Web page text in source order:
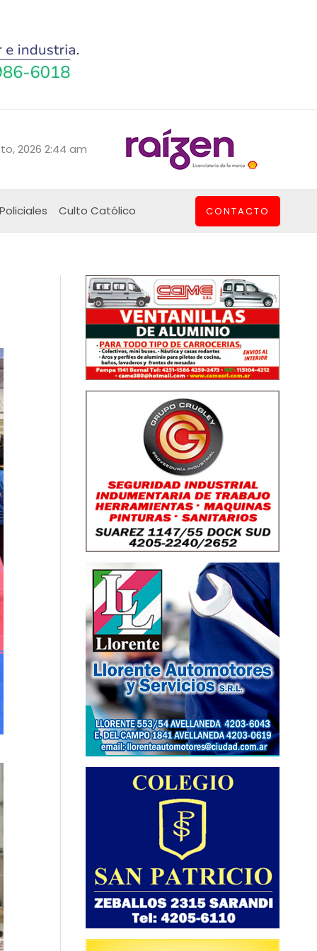
2026 2:44 am
Policiales Culto Católico CONTACTO